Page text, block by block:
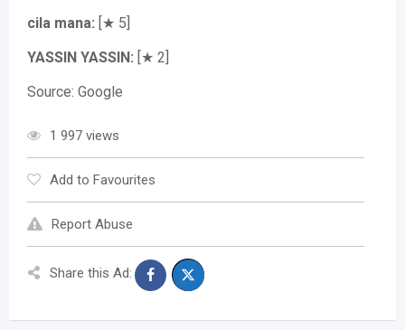
cila mana: [★ 5]
YASSIN YASSIN: [★ 2]
Source: Google
1 997 views
Add to Favourites
Report Abuse
Share this Ad: